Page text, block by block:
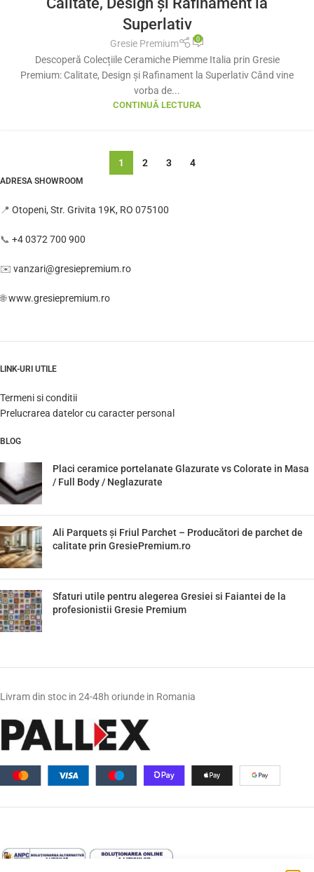
Superlativ
Gresie Premium 0
Descoperă Colecțiile Ceramiche Piemme Italia prin Gresie
Premium: Calitate, Design și Rafinament la Superlativ Când vine
vorba de...
CONTINUĂ LECTURA
1 2 3 4
ADRESA SHOWROOM
📍 Otopeni, Str. Grivita 19K, RO 075100
📞 +4 0372 700 900
✉️ vanzari@gresiepremium.ro
🌐www.gresiepremium.ro
LINK-URI UTILE
Termeni si conditii
Prelucrarea datelor cu caracter personal
BLOG
Placi ceramice portelanate Glazurate vs Colorate in Masa
/ Full Body / Neglazurate
Ali Parquets și Friul Parchet – Producători de parchet de
calitate prin GresiePremium.ro
Sfaturi utile pentru alegerea Gresiei si Faiantei de la
profesionistii Gresie Premium
Livram din stoc in 24-48h oriunde in Romania